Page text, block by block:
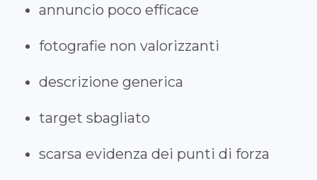
annuncio poco efficace
fotografie non valorizzanti
descrizione generica
target sbagliato
scarsa evidenza dei punti di forza